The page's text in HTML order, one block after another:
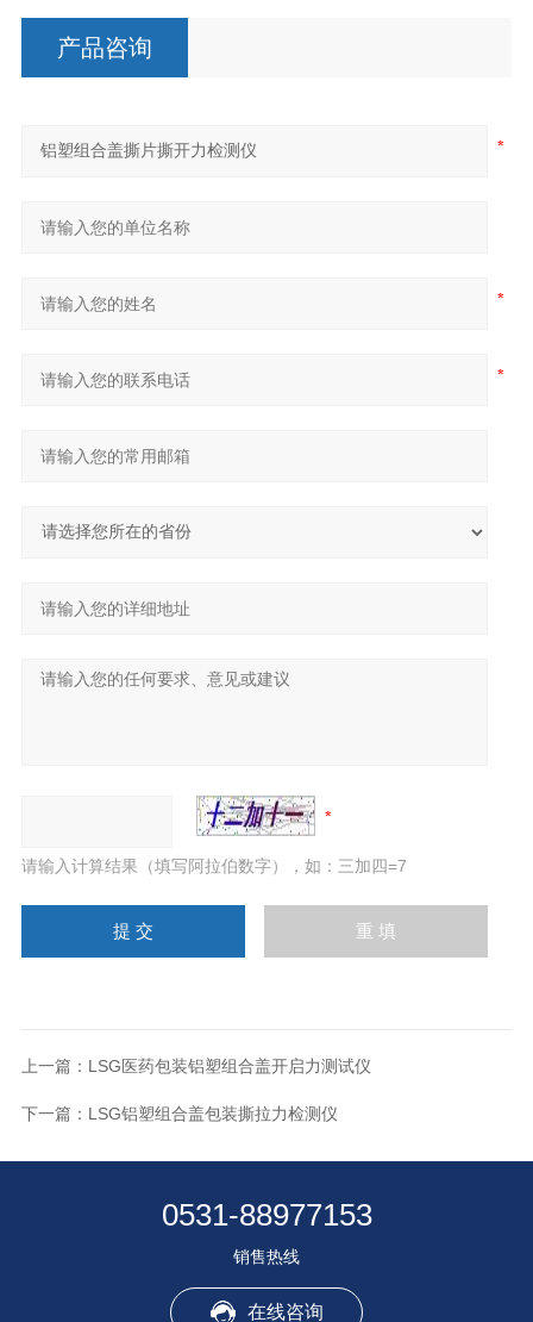
产品咨询
请输入计算结果（填写阿拉伯数字），如：三加四=7
上一篇： LSG医药包装铝塑组合盖开启力测试仪
下一篇： LSG铝塑组合盖包装撕拉力检测仪
0531-88977153
销售热线
在线咨询